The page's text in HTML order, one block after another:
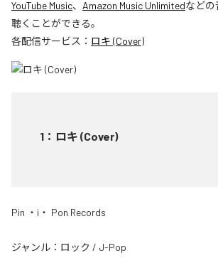
YouTube Music、 Amazon Music Unlimitedなどの
聴くことができる。
各配信サービス： ロキ (Cover)
1 ： ロキ (Cover)
Pin ・i・ Pon Records
ジャンル： ロック / J-Pop